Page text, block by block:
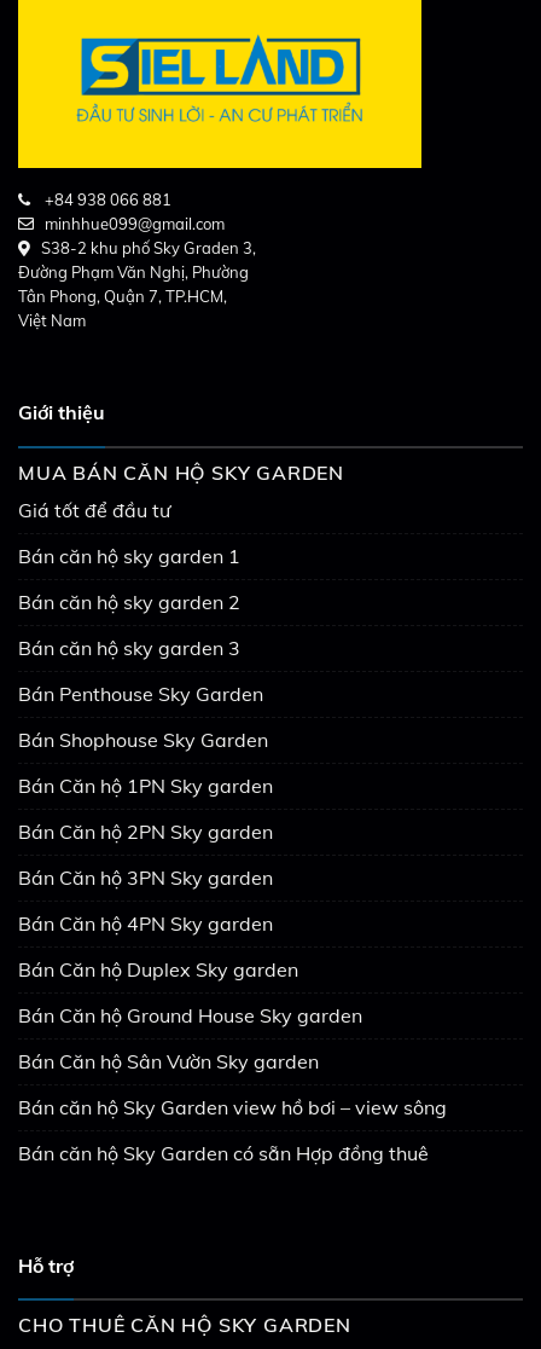
+84 938 066 881
minhhue099@gmail.com
S38-2 khu phố Sky Graden 3,
Đường Phạm Văn Nghị, Phường
Tân Phong, Quận 7, TP.HCM,
Việt Nam
Giới thiệu
MUA BÁN CĂN HỘ SKY GARDEN
Giá tốt để đầu tư
Bán căn hộ sky garden 1
Bán căn hộ sky garden 2
Bán căn hộ sky garden 3
Bán Penthouse Sky Garden
Bán Shophouse Sky Garden
Bán Căn hộ 1PN Sky garden
Bán Căn hộ 2PN Sky garden
Bán Căn hộ 3PN Sky garden
Bán Căn hộ 4PN Sky garden
Bán Căn hộ Duplex Sky garden
Bán Căn hộ Ground House Sky garden
Bán Căn hộ Sân Vườn Sky garden
Bán căn hộ Sky Garden view hồ bơi – view sông
Bán căn hộ Sky Garden có sẵn Hợp đồng thuê
Hỗ trợ
CHO THUÊ CĂN HỘ SKY GARDEN